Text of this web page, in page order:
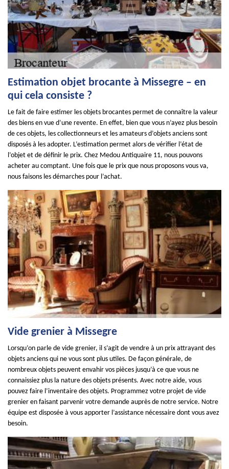
Estimation objet brocante à Missegre – en
qui cela consiste ?
Le fait de faire estimer les objets brocantes permet de connaître la valeur
des biens en vue d’une revente. En effet, bien que vous n’ayez plus besoin
de ces objets, les collectionneurs et les amateurs d’objets anciens sont
disposés à les adopter. L’estimation permet alors de vérifier l’état de
l’objet et de définir le prix. Chez Medou Antiquaire 11, nous pouvons
acheter au comptant. Une fois que le prix que nous proposons vous va,
nous faisons les démarches pour l’achat.
Vide grenier à Missegre
Lorsqu’on parle de vide grenier, il s’agit de vendre à un prix attrayant des
objets anciens qui ne vous sont plus utiles. De façon générale, de
nombreux objets peuvent envahir vos pièces jusqu’à ce que vous ne
connaissiez plus la nature des objets présents. Avec notre aide, vous
pouvez faire l’inventaire des objets. Programmez votre projet de vide
grenier en faisant parvenir votre demande auprès de notre service. Notre
équipe est disposée à vous apporter l’assistance nécessaire dont vous avez
besoin.